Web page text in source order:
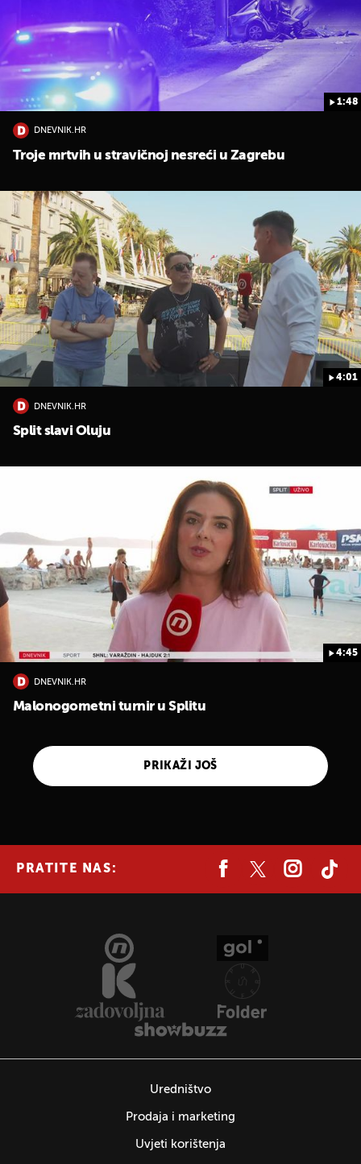
1:48
DNEVNIK.HR
Troje mrtvih u stravičnoj nesreći u Zagrebu
4:01
DNEVNIK.HR
Split slavi Oluju
4:45
DNEVNIK.HR
Malonogometni turnir u Splitu
PRIKAŽI JOŠ
PRATITE NAS:
Uredništvo
Prodaja i marketing
Uvjeti korištenja